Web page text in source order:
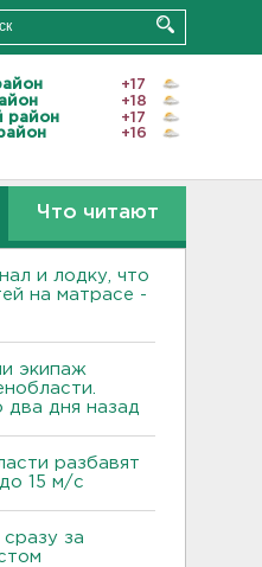
+17
+18
район
+17
+16
Что читают
и лодку, что
на матрасе -
экипаж
дня назад
разбавят
15 м/с
за